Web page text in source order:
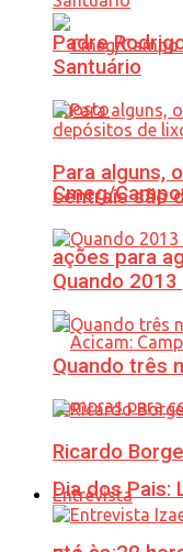
Cmeg/
ações para
Dia dos Pais:
Padre
Santuário
Para alguns,
centrais são
Quando
Quando três
Ricardo
Entrevista